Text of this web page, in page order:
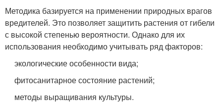
Методика базируется на применении природных врагов
вредителей. Это позволяет защитить растения от гибели
с высокой степенью вероятности. Однако для их
использования необходимо учитывать ряд факторов:
экологические особенности вида;
фитосанитарное состояние растений;
методы выращивания культуры.